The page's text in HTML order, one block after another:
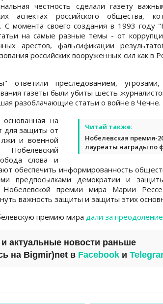
честность сделали газету
аспектах российского общества,
момента своего создания в 1993 году
на самые разные темы - от
арестов, фальсификации
российских вооруженных сил как в
ответили преследованием,
газеты были убиты шесть
разоблачающие статьи о войне в Чечне.
Читай также:
Нобелевская премия-
лауреаты награды по
на
для защиты от
лжи и военной
Нобелевский
слова и
обеспечить информированность
предпосылками демократии и
Нобелевской премии мира Марии
важность защиты и защиты этих
премию мира дали за
актуальные новости раньше
на Bigmir)net в Facebook и